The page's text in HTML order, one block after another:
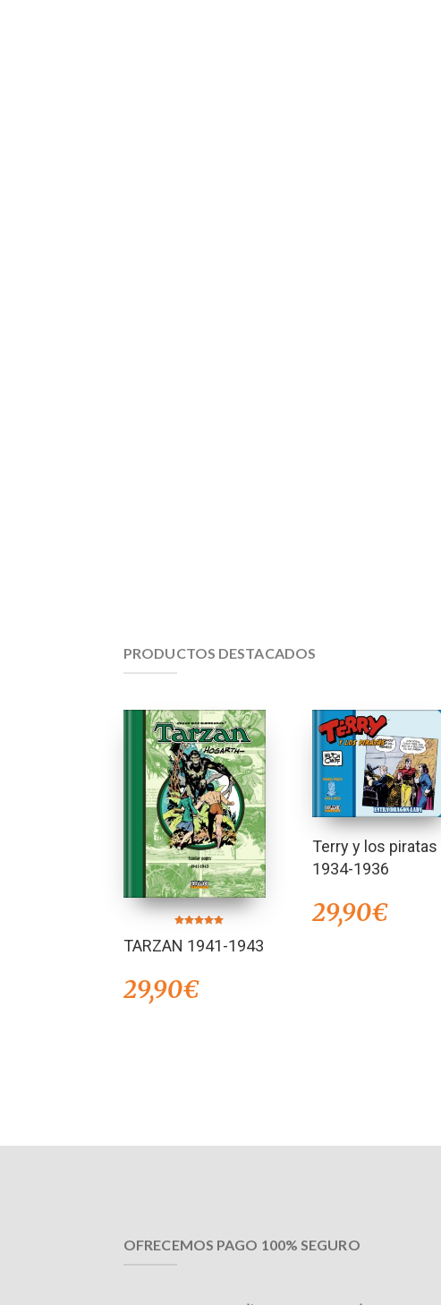
PRODUCTOS DESTACADOS
5.00
de 5
TARZAN 1941-1943
29,90€
Terry y los piratas
1934-1936
29,90€
OFRECEMOS PAGO 100% SEGURO